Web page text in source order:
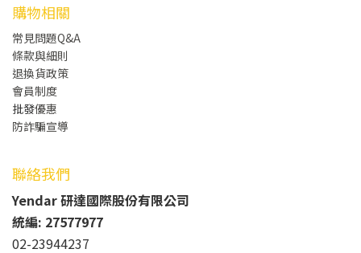
購物相關
常見問題Q&A
條款與細則
退換貨政策
會員制度
批發優惠
防詐騙宣導
聯絡我們
Yendar 研達國際股份有限公司
統編: 27577977
02-23944237